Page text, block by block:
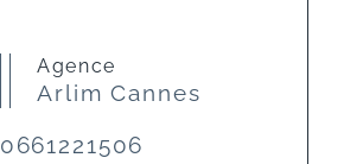
Agence
Arlim Cannes
0661221506